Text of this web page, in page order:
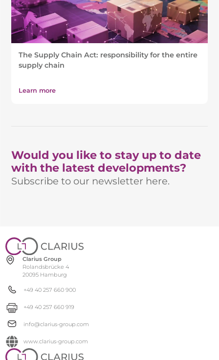
The Supply Chain Act: responsibility for the entire
supply chain
Learn more
Would you like to stay up to date
with the latest developments?
Subscribe to our newsletter here.
Clarius Group
Rolandsbrücke 4
20095 Hamburg
+49 40 257 660 900
+49 40 257 660 919
info@clarius-group.com
www.clarius-group.com